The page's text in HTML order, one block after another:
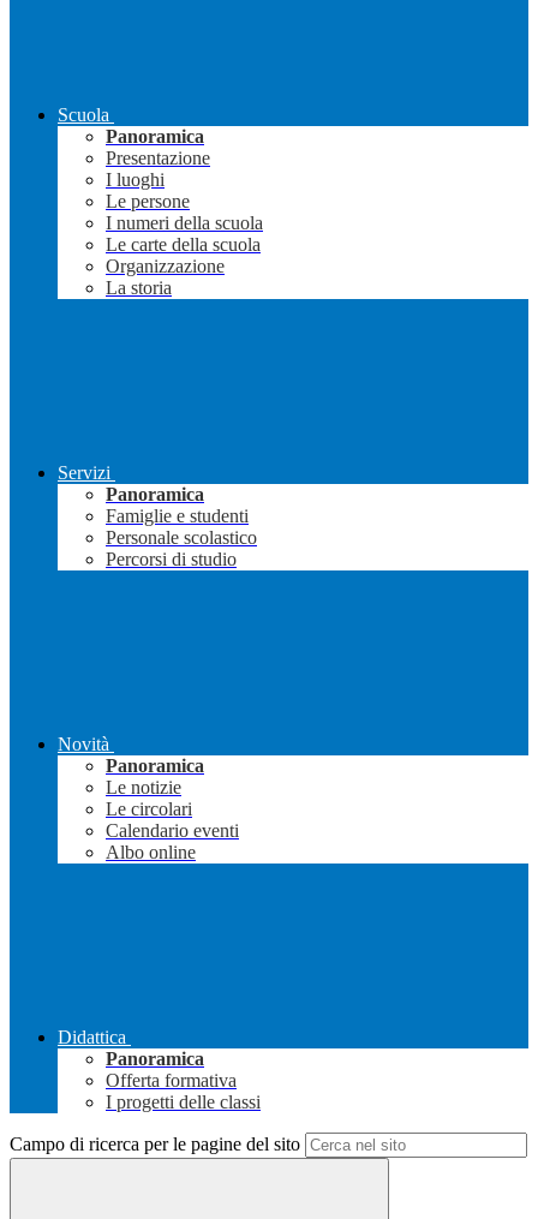
Scuola
Panoramica
Presentazione
I luoghi
Le persone
I numeri della scuola
Le carte della scuola
Organizzazione
La storia
Servizi
Panoramica
Famiglie e studenti
Personale scolastico
Percorsi di studio
Novità
Panoramica
Le notizie
Le circolari
Calendario eventi
Albo online
Didattica
Panoramica
Offerta formativa
I progetti delle classi
Campo di ricerca per le pagine del sito